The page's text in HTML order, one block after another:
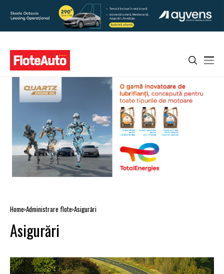
Home Administrare flote Asigurări
Asigurări